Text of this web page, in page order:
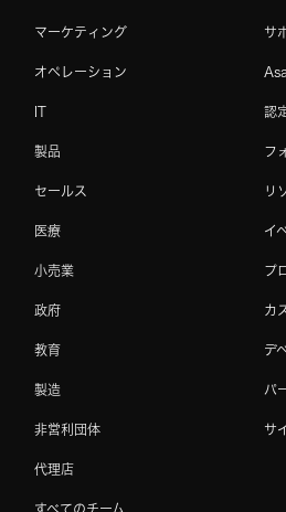
マーケティング
オペレーション
IT
製品
セールス
医療
小売業
政府
教育
製造
非営利団体
代理店
すべてのチーム
サ
認
フ
リ
イ
プ
カ
デ
パ
サ